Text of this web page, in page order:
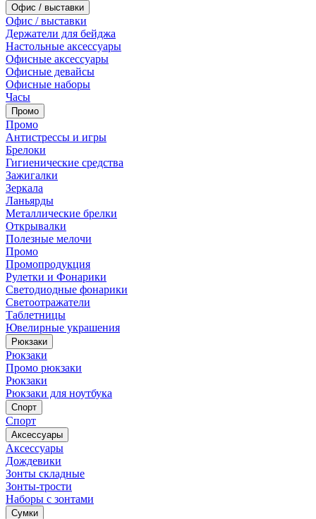
Офис / выставки
Офис / выставки
Держатели для бейджа
Настольные аксессуары
Офисные аксессуары
Офисные девайсы
Офисные наборы
Часы
Промо
Промо
Антистрессы и игры
Брелоки
Гигиенические средства
Зажигалки
Зеркала
Ланьярды
Металлические брелки
Открывалки
Полезные мелочи
Промо
Промопродукция
Рулетки и Фонарики
Светодиодные фонарики
Светоотражатели
Таблетницы
Ювелирные украшения
Рюкзаки
Рюкзаки
Промо рюкзаки
Рюкзаки
Рюкзаки для ноутбука
Спорт
Спорт
Аксессуары
Аксессуары
Дождевики
Зонты складные
Зонты-трости
Наборы с зонтами
Сумки